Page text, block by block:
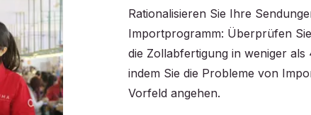
Eine Zertifizierung nach einem
Standards hilft Ihnen, die
zu verbessern und zu
Märkten und sendet ein